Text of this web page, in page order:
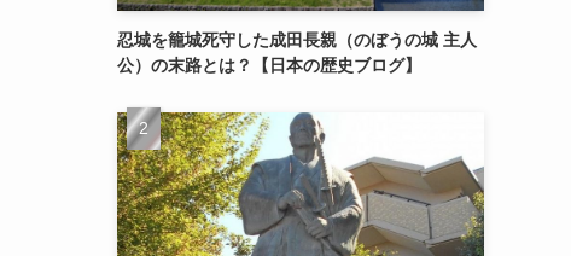
忍城を籠城死守した成田長親（のぼうの城 主人
公）の末路とは？【日本の歴史ブログ】